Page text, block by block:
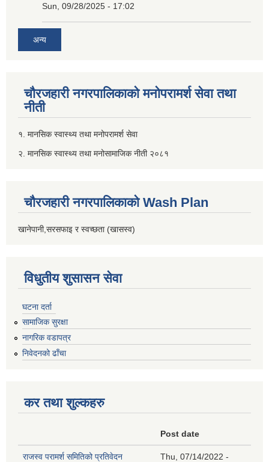
Sun, 09/28/2025 - 17:02
अन्य
चौरजहारी नगरपालिकाको मनोपरामर्श सेवा तथा
नीती
१. मानसिक स्वास्थ्य तथा मनोपरामर्श सेवा
२. मानसिक स्वास्थ्य तथा मनोसामाजिक नीती २०८१
चौरजहारी नगरपालिकाको Wash Plan
खानेपानी,सरसफाइ र स्वच्छता (खासस्व)
विधुतीय शुसासन सेवा
घटना दर्ता
सामाजिक सुरक्षा
नागरिक वडापत्र
निवेदनको ढाँचा
कर तथा शुल्कहरु
Post date
राजस्व परामर्श समितिको प्रतिवेदन
Thu, 07/14/2022 -